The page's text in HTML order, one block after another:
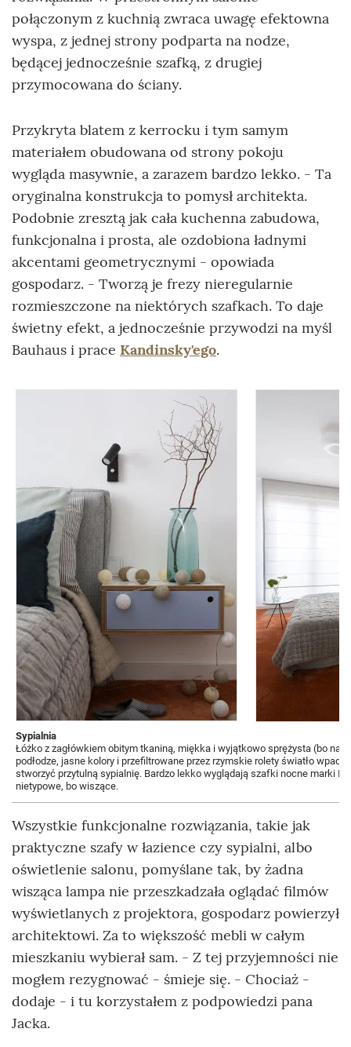
połączonym z kuchnią zwraca uwagę efektowna
wyspa, z jednej strony podparta na nodze,
będącej jednocześnie szafką, z drugiej
przymocowana do ściany.
Przykryta blatem z kerrocku i tym samym
materiałem obudowana od strony pokoju
wygląda masywnie, a zarazem bardzo lekko. - Ta
oryginalna konstrukcja to pomysł architekta.
Podobnie zresztą jak cała kuchenna zabudowa,
funkcjonalna i prosta, ale ozdobiona ładnymi
akcentami geometrycznymi - opowiada
gospodarz. - Tworzą je frezy nieregularnie
rozmieszczone na niektórych szafkach. To daje
świetny efekt, a jednocześnie przywodzi na myśl
Bauhaus i prace Kandinsky'ego.
Sypialnia
Łóżko z zagłówkiem obitym tkaniną, miękka i wyjątkowo sprężysta (bo na
podłodze, jasne kolory i przefiltrowane przez rzymskie rolety światło
stworzyć przytulną sypialnię. Bardzo lekko wyglądają szafki nocne marki
nietypowe, bo wiszące.
Wszystkie funkcjonalne rozwiązania, takie jak
praktyczne szafy w łazience czy sypialni, albo
oświetlenie salonu, pomyślane tak, by żadna
wisząca lampa nie przeszkadzała oglądać filmów
wyświetlanych z projektora, gospodarz powierzył
architektowi. Za to większość mebli w całym
mieszkaniu wybierał sam. - Z tej przyjemności nie
mogłem rezygnować - śmieje się. - Chociaż -
dodaje - i tu korzystałem z podpowiedzi pana
Jacka.